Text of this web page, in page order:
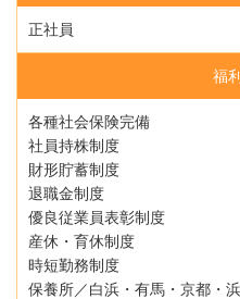
正社員
福
各種社会保険完備
社員持株制度
財形貯蓄制度
退職金制度
優良従業員表彰制度
産休・育休制度
時短勤務制度
保養所／白浜・有馬・京都・